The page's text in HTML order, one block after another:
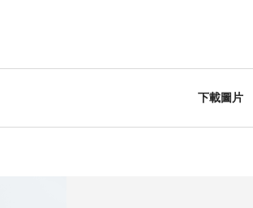
下載圖片